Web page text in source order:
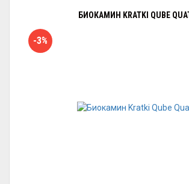
БИОКАМИН KRATKI QUBE
-3%